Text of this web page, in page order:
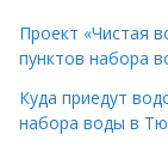
Проект «Чистая
пунктов набора
Куда приедут
набора воды в